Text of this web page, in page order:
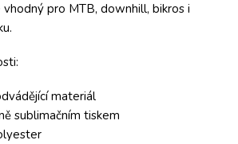
vhodný pro MTB, downhill, bikros i
materiál
sublimačním tiskem